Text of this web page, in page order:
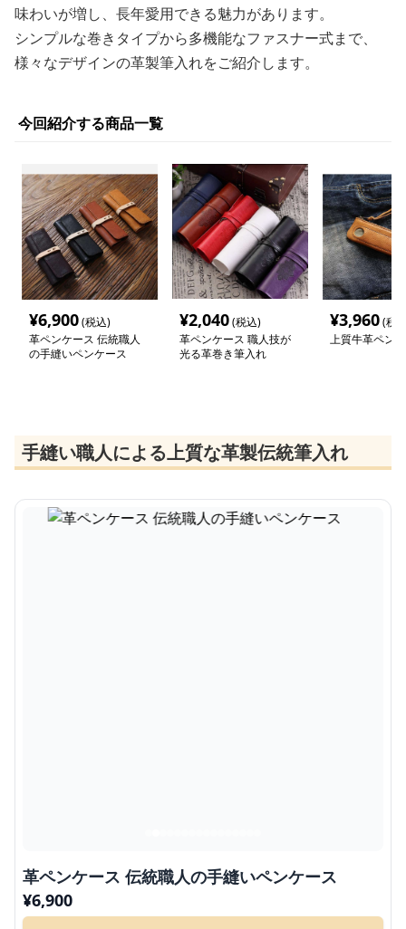
味わいが増し、長年愛用できる魅力があります。
シンプルな巻きタイプから多機能なファスナー式まで、
様々なデザインの革製筆入れをご紹介します。
今回紹介する商品一覧
¥6,900(税込)
革ペンケース 伝統職人
の手縫いペンケース
¥2,040(税込)
革ペンケース 職人技が
光る革巻き筆入れ
¥3,960(税
上質牛革ペン
手縫い職人による上質な革製伝統筆入れ
革ペンケース 伝統職人の手縫いペンケース
¥6,900